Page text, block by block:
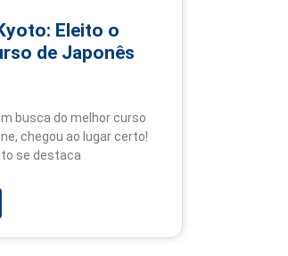
Eleito o
de Japonês
busca do melhor curso
chegou ao lugar certo!
se destaca